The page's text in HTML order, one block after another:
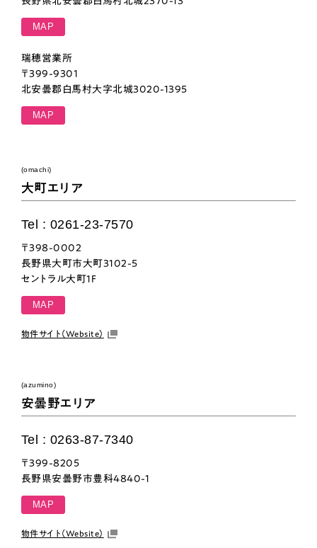
MAP
瑞穂営業所
〒399-9301
北安曇郡白馬村大字北城3020-1395
MAP
(omachi)
大町エリア
Tel : 0261-23-7570
〒398-0002
長野県大町市大町3102-5
セントラル大町1F
MAP
物件サイト（Website）
(azumino)
安曇野エリア
Tel : 0263-87-7340
〒399-8205
長野県安曇野市豊科4840-1
MAP
物件サイト（Website）